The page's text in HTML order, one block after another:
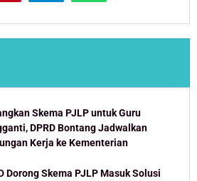
Skema PJLP untuk Guru
DPRD Bontang Jadwalkan
Kerja ke Kementerian
Dorong Skema PJLP Masuk Solusi